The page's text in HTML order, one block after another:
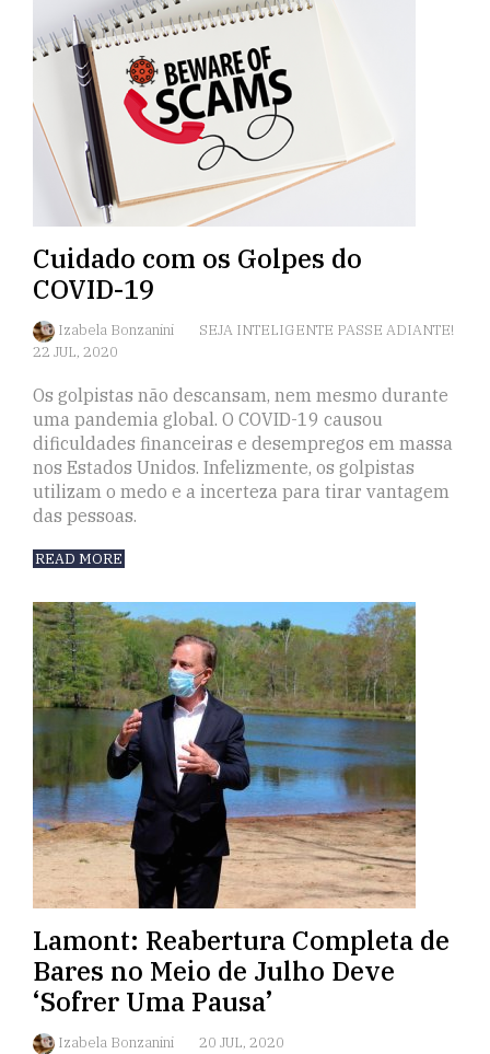
Cuidado com os Golpes do
COVID-19
Izabela Bonzanini
SEJA INTELIGENTE PASSE ADIANTE!
22 JUL, 2020
Os golpistas não descansam, nem mesmo durante
uma pandemia global. O COVID-19 causou
dificuldades financeiras e desempregos em massa
nos Estados Unidos. Infelizmente, os golpistas
utilizam o medo e a incerteza para tirar vantagem
das pessoas.
READ MORE
Lamont: Reabertura Completa de
Bares no Meio de Julho Deve
‘Sofrer Uma Pausa’
Izabela Bonzanini 20 JUL, 2020